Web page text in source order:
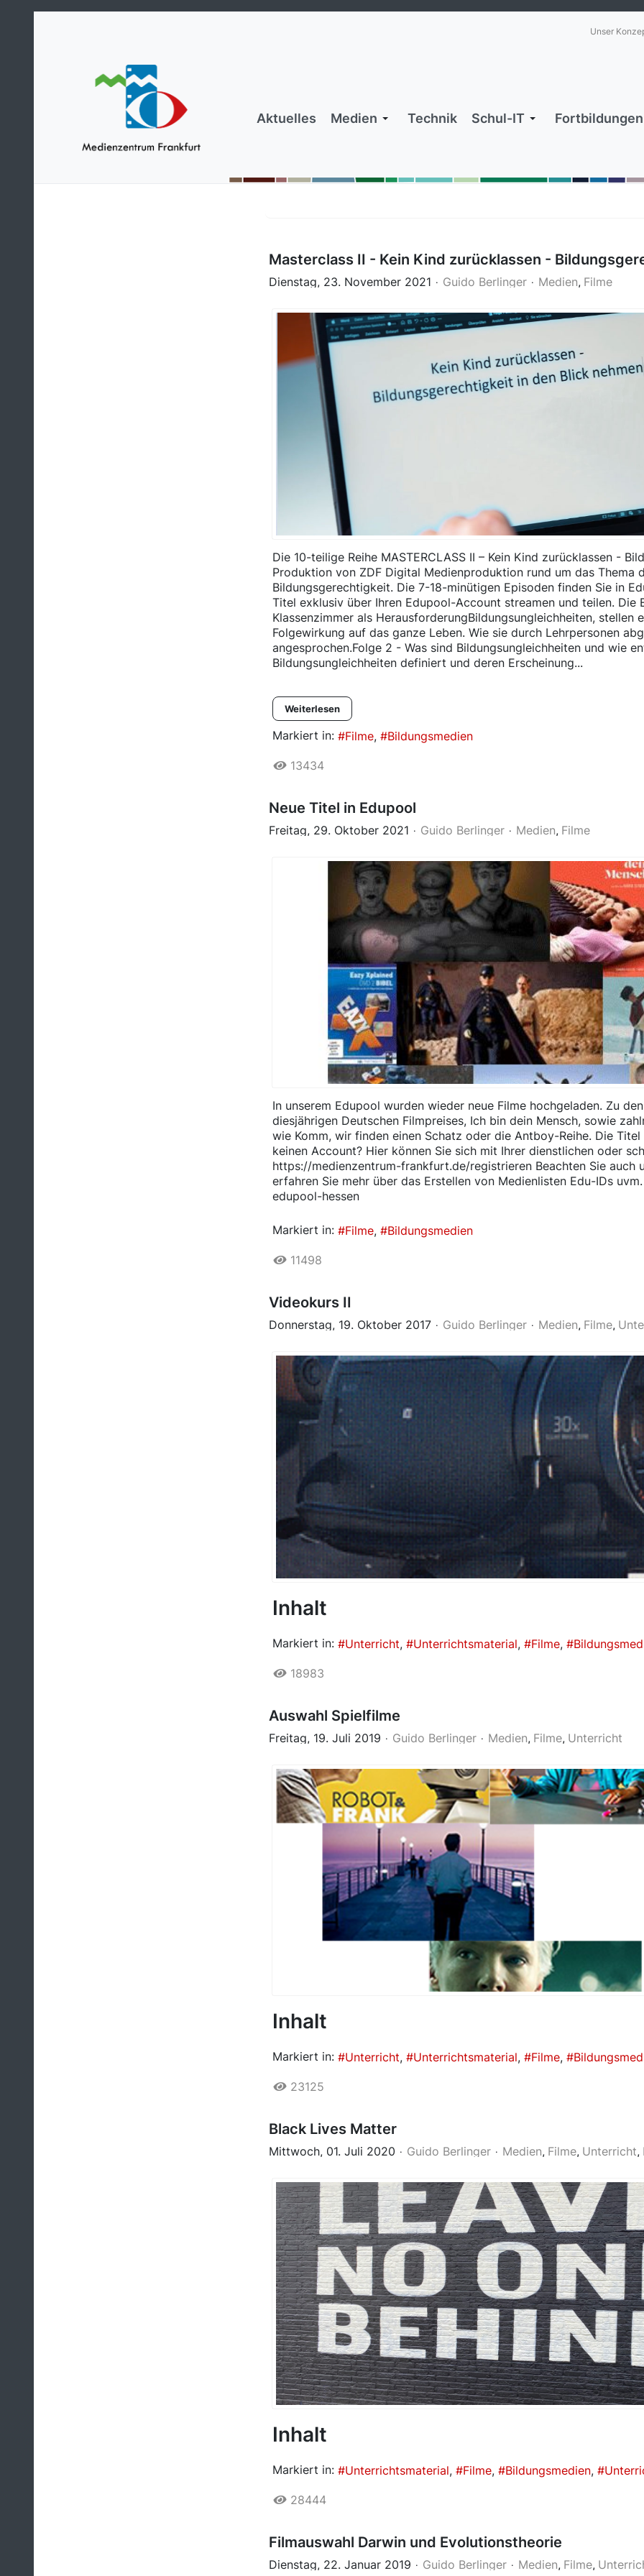
Unser
Aktuelles Medien Technik Schul-IT Fortbildungen
Masterclass II - Kein Kind zurücklassen -
Dienstag, 23. November 2021 Guido Berlinger Medien Filme
Die 10-teilige Reihe MASTERCLASS II – Kein Kind zurücklassen -
Produktion von ZDF Digital Medienproduktion rund um das Thema
Bildungsgerechtigkeit. Die 7-18-minütigen Episoden finden Sie in
Titel exklusiv über Ihren Edupool-Account streamen und teilen. Die
Klassenzimmer als HerausforderungBildungsungleichheiten, stellen
Folgewirkung auf das ganze Leben. Wie sie durch Lehrpersonen
angesprochen.Folge 2 - Was sind Bildungsungleichheiten und wie
Bildungsungleichheiten definiert und deren Erscheinung...
Weiterlesen
Markiert in: Filme Bildungsmedien
13434
Neue Titel in Edupool
Freitag, 29. Oktober 2021 Guido Berlinger Medien Filme
In unserem Edupool wurden wieder neue Filme hochgeladen. Zu
diesjährigen Deutschen Filmpreises, Ich bin dein Mensch, sowie
wie Komm, wir finden einen Schatz oder die Antboy-Reihe. Die
keinen Account? Hier können Sie sich mit Ihrer dienstlichen oder
https://medienzentrum-frankfurt.de/registrieren Beachten Sie auch
erfahren Sie mehr über das Erstellen von Medienlisten Edu-IDs
edupool-hessen
Markiert in: Filme Bildungsmedien
11498
Videokurs II
Donnerstag, 19. Oktober 2017 Guido Berlinger Medien Filme
Inhalt
Markiert in: Unterricht Unterrichtsmaterial Filme
18983
Auswahl Spielfilme
Freitag, 19. Juli 2019 Guido Berlinger Medien Filme Unterricht
Inhalt
Markiert in: Unterricht Unterrichtsmaterial Filme
23125
Black Lives Matter
Mittwoch, 01. Juli 2020 Guido Berlinger Medien Filme Unterricht
Inhalt
Markiert in: Unterrichtsmaterial Filme Bildungsmedien
28444
​Filmauswahl Darwin und Evolutionstheorie
Dienstag, 22. Januar 2019 Guido Berlinger Medien Filme